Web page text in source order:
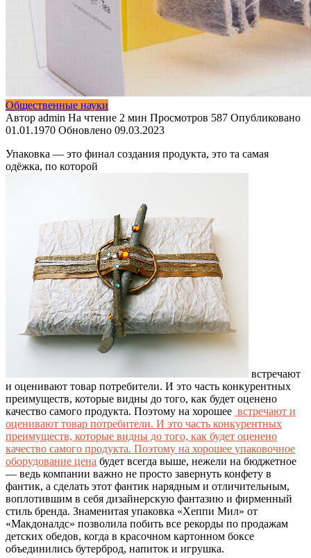
Общественные науки
Автор admin На чтение 2 мин Просмотров 587 Опубликовано
01.01.1970 Обновлено 09.03.2023
Упаковка — это финал создания продукта, это та самая
одёжка, по которой
встречают
и оценивают товар потребители. И это часть конкурентных
преимуществ, которые видны до того, как будет оценено
качество самого продукта. Поэтому на хорошее встречают и
оценивают товар потребители. И это часть конкурентных
преимуществ, которые видны до того, как будет оценено
качество самого продукта. Поэтому на хорошее упаковочное
оборудование цена будет всегда выше, нежели на бюджетное
— ведь компании важно не просто завернуть конфету в
фантик, а сделать этот фантик нарядным и отличительным,
воплотившим в себя дизайнерскую фантазию и фирменный
стиль бренда. Знаменитая упаковка «Хеппи Мил» от
«Макдоналдс» позволила побить все рекорды по продажам
детских обедов, когда в красочном картонном боксе
объединились бутерброд, напиток и игрушка.